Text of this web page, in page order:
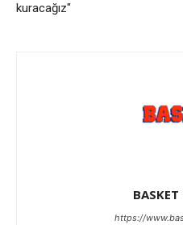
kuracağız"
BASKET
https://